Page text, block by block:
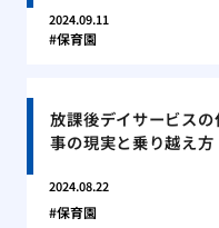
2024.09.11
保育園
放課後デイサービスの
事の現実と乗り越え方
2024.08.22
保育園